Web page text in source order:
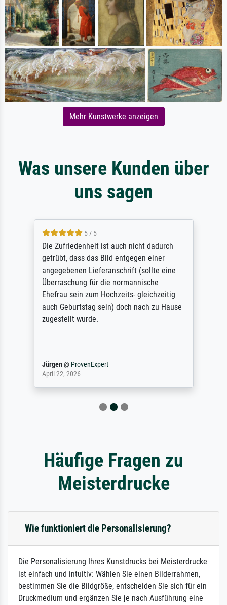
Mehr Kunstwerke anzeigen
Was unsere Kunden über
uns sagen
5 / 5
Die Zufriedenheit ist auch nicht dadurch
getrübt, dass das Bild entgegen einer
angegebenen Lieferanschrift (sollte eine
Überraschung für die normannische
Ehefrau sein zum Hochzeits- gleichzeitig
auch Geburtstag sein) doch nach zu Hause
zugestellt wurde.
Jürgen@ ProvenExpert
April 22, 2026
Häufige Fragen zu
Meisterdrucke
Wie funktioniert die Personalisierung?
Die Personalisierung Ihres Kunstdrucks bei Meisterdrucke
ist einfach und intuitiv: Wählen Sie einen Bilderrahmen,
bestimmen Sie die Bildgröße, entscheiden Sie sich für ein
Druckmedium und ergänzen Sie je nach Ausführung eine